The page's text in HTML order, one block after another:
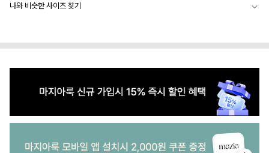
나와 비슷한 사이즈 찾기